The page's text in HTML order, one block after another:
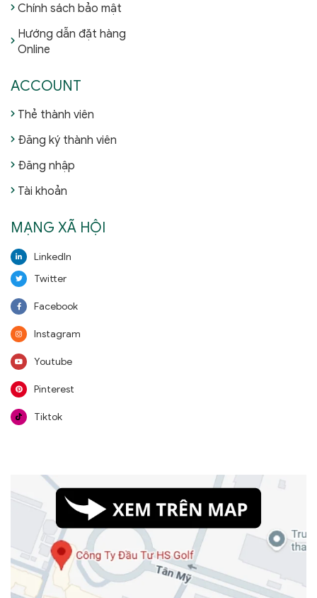
Chính sách bảo mật
Hướng dẫn đặt hàng
Online
ACCOUNT
Thẻ thành viên
Đăng ký thành viên
Đăng nhập
Tài khoản
MẠNG XÃ HỘI
LinkedIn
Twitter
Facebook
Instagram
Youtube
Pinterest
Tiktok